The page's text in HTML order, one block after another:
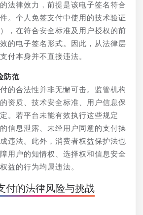
法律效力，前提是该电子签名符合
。个人免签支付中使用的技术验证
，在符合安全标准及用户授权的前
的电子签名形式。因此，从法律层
付本身并不直接违法。
防范
的合法性并非无懈可击。监管机构
资质、技术安全标准、用户信息保
。若平台未能有效执行这些规定
信息泄露、未经用户同意的支付操
违法。此外，消费者权益保护法也
用户的知情权、选择权和信息安全
益的行为均属违法。
付的法律风险与挑战